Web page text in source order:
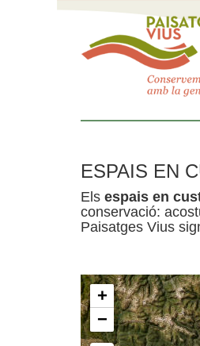
ESPAIS EN
Els espais en
conservació:
Paisatges Vius
+
−